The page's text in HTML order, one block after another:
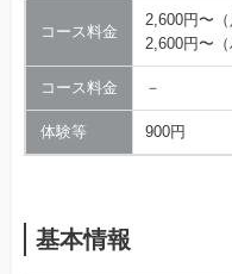
コース料金
2,600円〜（
2,600円〜
コース料金 －
体験等 900円
基本情報